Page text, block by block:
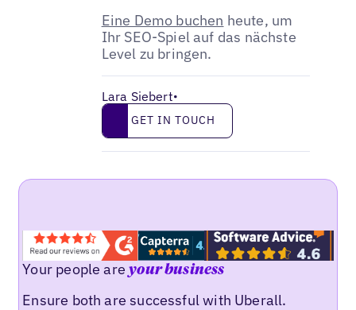
Eine Demo buchen heute, um
Ihr SEO-Spiel auf das nächste
Level zu bringen.
Lara Siebert•
Get in touch
GET IN TOUCH
Your people areyour business
Ensure both are successful with Uberall.